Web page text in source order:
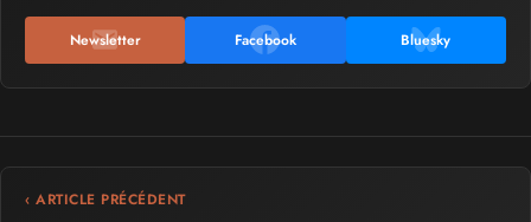
Newsletter Facebook Bluesky
‹ ARTICLE PRÉCÉDENT